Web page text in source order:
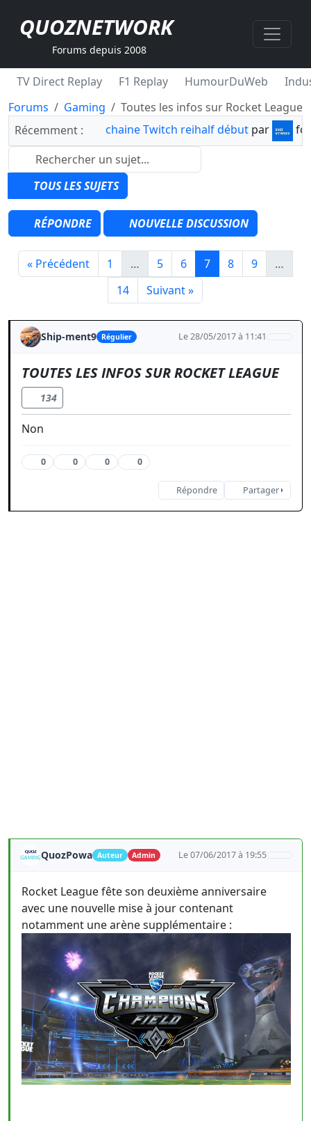
QUOZNETWORK
Forums depuis 2008
TV Direct Replay F1 Replay HumourDuWeb
Forums
Gaming
Toutes les infos sur Rocket League
Récemment :
chaine Twitch reihalf début par
TOUS LES SUJETS
RÉPONDRE NOUVELLE DISCUSSION
« Précédent 1 … 5 6 7 8 9
…
14
Suivant »
Ship-ment9 Régulier Le 28/05/2017 à 11:41
TOUTES LES INFOS SUR ROCKET LEAGUE
134
Non
0 0 0 0
Répondre Partager
QuozPowa Auteur Admin Le 07/06/2017 à 19:55
Rocket League fête son deuxième anniversaire
avec une nouvelle mise à jour contenant
notamment une arène supplémentaire :